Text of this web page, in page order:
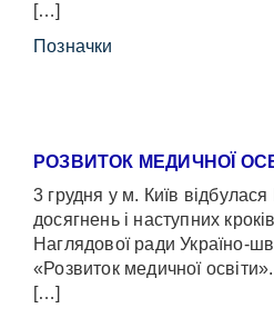
[…]
Позначки
РОЗВИТОК МЕДИЧНОЇ
3 грудня у м. Київ
досягнень і наступних
Наглядової ради Україно-
«Розвиток медичної
[…]